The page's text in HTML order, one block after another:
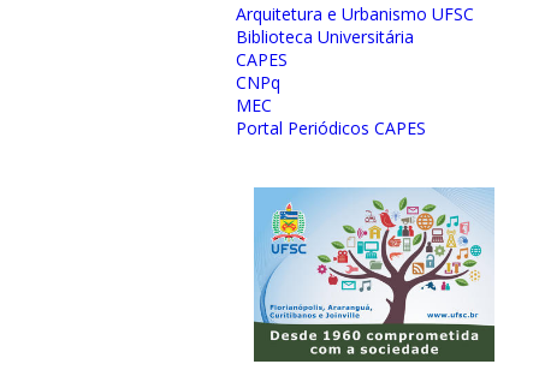
Arquitetura e Urbanismo UFSC
Biblioteca Universitária
CAPES
CNPq
MEC
Portal Periódicos CAPES